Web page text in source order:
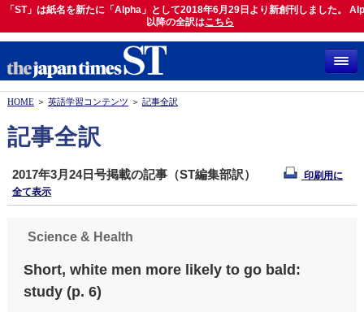
「ST」は紙名を新たに「Alpha」として2018年6月29日より新創刊しました。
以降の全訳はこちら
「ST」は紙名を新たに「Alpha」として2018年6月29日より新創刊しました。
以降の全訳はこちら
HOME＞ 英語学習コンテンツ ＞ 記事全訳
記事全訳
2017年3月24日号掲載の記事（ST編集部訳）
印刷用に
全て表示
Science & Health
Short, white men more likely to go bald:
study (p. 6)